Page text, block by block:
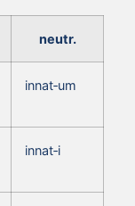
neutr.
innat‑um
innat‑i